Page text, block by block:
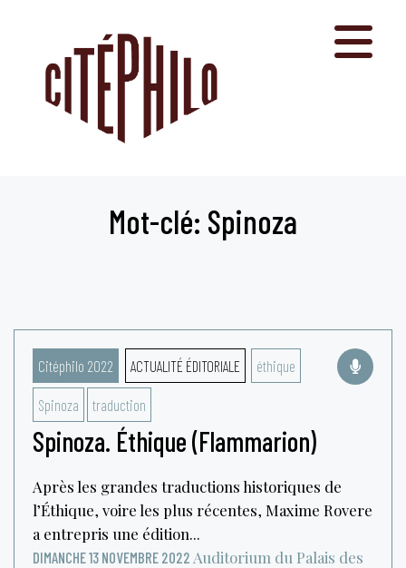
Mot-clé: Spinoza
Citéphilo 2022 ACTUALITÉ ÉDITORIALE éthique
Spinoza traduction
Spinoza. Éthique (Flammarion)
Après les grandes traductions historiques de
l’Éthique, voire les plus récentes, Maxime Rovere
a entrepris une édition...
DIMANCHE 13 NOVEMBRE 2022 Auditorium du Palais des